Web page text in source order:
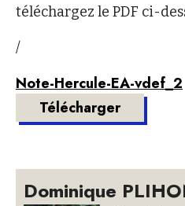
téléchargez le PDF ci-
/
Note-Hercule-EA-vdef_2
Télécharger
Dominique